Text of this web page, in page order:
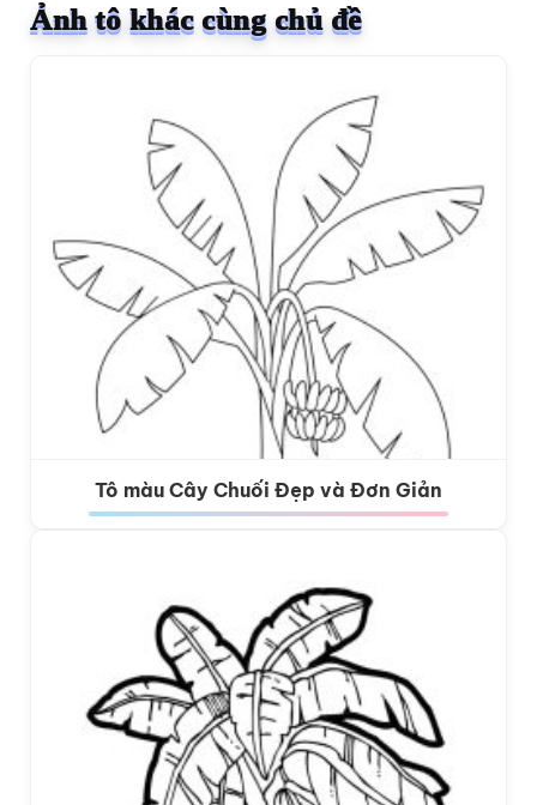
Ảnh tô khác cùng chủ đề
Tô màu Cây Chuối Đẹp và Đơn Giản